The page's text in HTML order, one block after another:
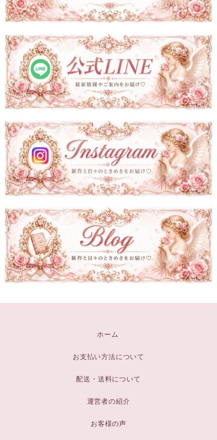
ホーム
お支払い方法について
配送・送料について
運営者の紹介
お客様の声